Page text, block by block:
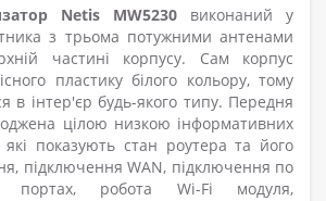
Netis MW5230
виконаний у
з трьома потужними антенами
частині корпусу. Сам корпус
пластику білого кольору, тому
в інтер'єр будь-якого типу. Передня
цілою низкою інформативних
які показують стан роутера та його
підключення WAN, підключення по
портах, робота Wi-Fi модуля,